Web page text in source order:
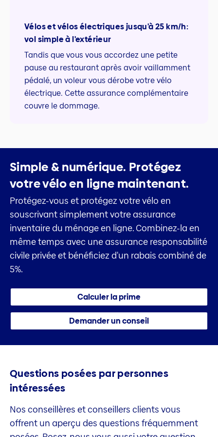
Vélos et vélos électriques jusqu'à 25 km/h:
vol simple à l'extérieur
Tandis que vous vous accordez une petite
pause au restaurant après avoir vaillamment
pédalé, un voleur vous dérobe votre vélo
électrique. Cette assurance complémentaire
couvre le dommage.
Simple & numérique. Protégez
votre vélo en ligne maintenant.
Protégez-vous et protégez votre vélo en
souscrivant simplement votre assurance
inventaire du ménage en ligne. Combinez-la en
même temps avec une assurance responsabilité
civile privée et bénéficiez d'un rabais combiné de
5%.
Calculer la prime
Demander un conseil
Questions posées par personnes
intéressées
Nos conseillères et conseillers clients vous
offrent un aperçu des questions fréquemment